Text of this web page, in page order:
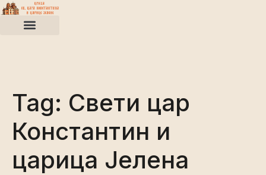
Tag: Свети цар
Константин и
царица Јелена